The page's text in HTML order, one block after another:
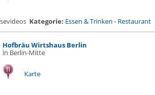
Kategorie: Essen & Trinken - Restaurant
Hofbräu Wirtshaus Berlin
in Berlin-Mitte
Karte